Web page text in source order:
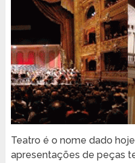
Teatro é o nome dado
apresentações de peças